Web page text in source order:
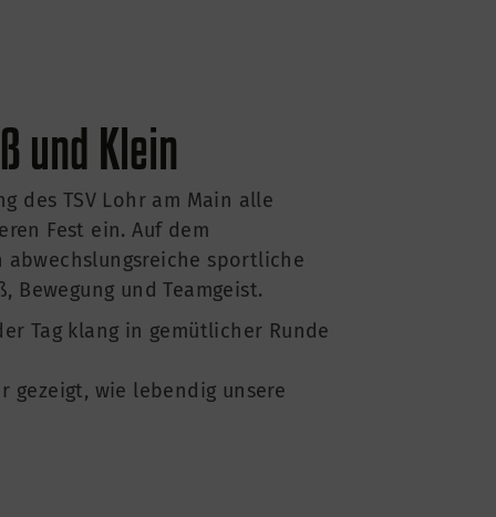
und Klein
des TSV Lohr am Main alle
Fest ein. Auf dem
sportliche
Bewegung und Teamgeist.
Tag klang in gemütlicher Runde
gezeigt, wie lebendig unsere